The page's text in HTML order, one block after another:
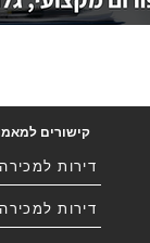
קישורים
דירות
דירות